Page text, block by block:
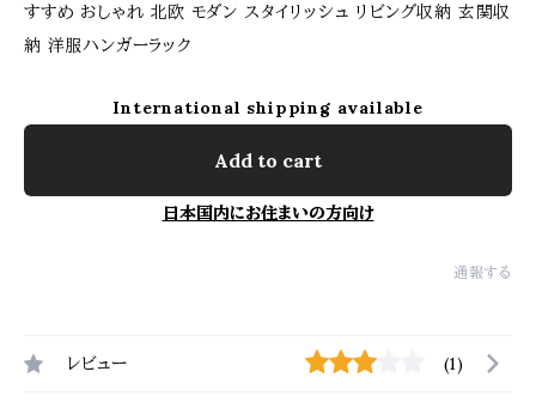
すすめ おしゃれ 北欧 モダン スタイリッシュ リビング収納 玄関収
納 洋服ハンガーラック
International shipping available
Add to cart
日本国内にお住まいの方向け
通報する
レビュー (1)